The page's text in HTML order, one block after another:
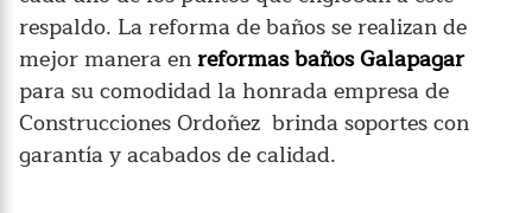
respaldo. La reforma de baños se realizan de
mejor manera enreformas baños Galapagar
para su comodidad la honrada empresa de
Construcciones Ordoñez brinda soportes con
garantía y acabados de calidad.